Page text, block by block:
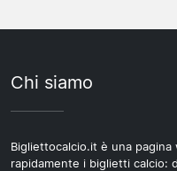
Chi siamo
Bigliettocalcio.it è una
rapidamente i biglietti calcio: